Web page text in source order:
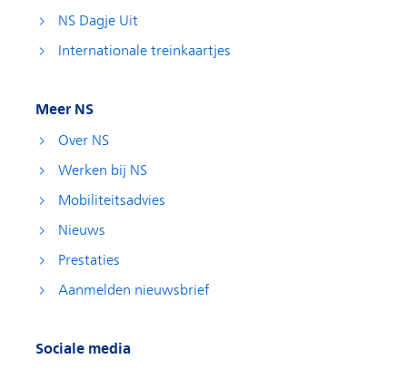
NS Dagje Uit
Internationale treinkaartjes
Meer NS
Over NS
Werken bij NS
Mobiliteitsadvies
Nieuws
Prestaties
Aanmelden nieuwsbrief
Sociale media